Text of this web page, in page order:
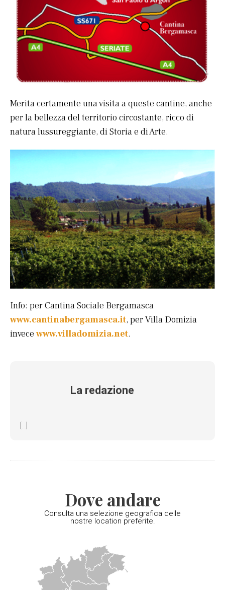
Merita certamente una visita a queste cantine, anche
per la bellezza del territorio circostante, ricco di
natura lussureggiante, di Storia e di Arte.
Info: per Cantina Sociale Bergamasca
www.cantinabergamasca.it, per Villa Domizia
invece www.villadomizia.net.
La redazione
[...]
Dove andare
Consulta una selezione geografica delle
nostre location preferite.